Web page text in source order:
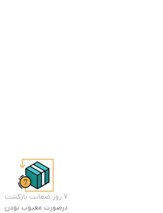
7 روز ضمانت بازگشت
درصورت معیوب بودن